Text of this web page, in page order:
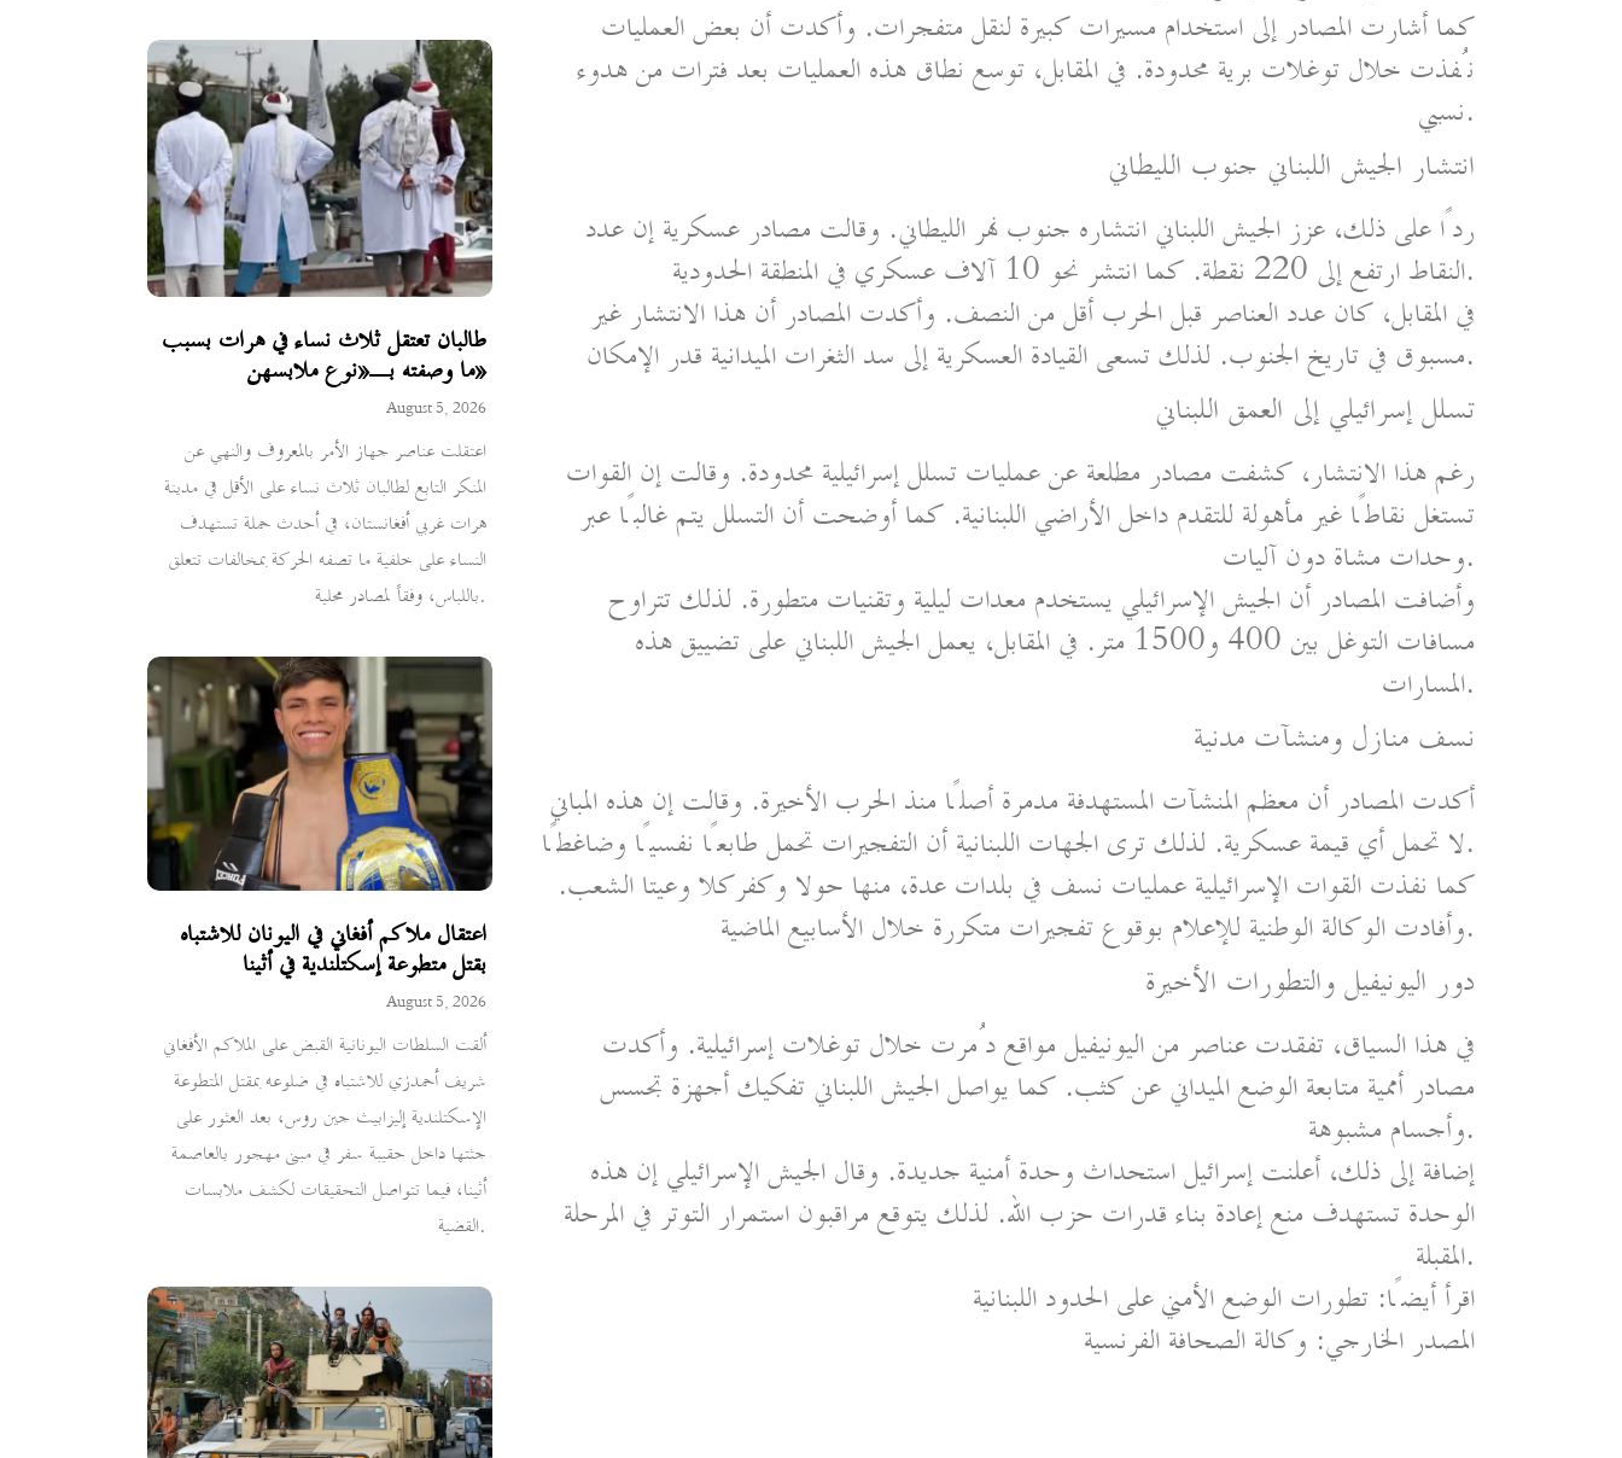
طالبان تعتقل ثلاث نساء في هرات بسبب
ما وصفته بـ«نوع ملابسهن»
August 5, 2026
اعتقلت عناصر جهاز الأمر بالمعروف والنهي عن
المنكر التابع لطالبان ثلاث نساء على الأقل في مدينة
هرات غربي أفغانستان، في أحدث حملة تستهدف
النساء على خلفية ما تصفه الحركة بمخالفات تتعلق
باللباس، وفقاً لمصادر محلية.
اعتقال ملاكم أفغاني في اليونان للاشتباه
بقتل متطوعة إسكتلندية في أثينا
August 5, 2026
ألقت السلطات اليونانية القبض على الملاكم الأفغاني
شريف أحمدزي للاشتباه في ضلوعه بمقتل المتطوعة
الإسكتلندية إليزابيث جين روس، بعد العثور على
جثتها داخل حقيبة سفر في مبنى مهجور بالعاصمة
أثينا، فيما تتواصل التحقيقات لكشف ملابسات
القضية.
كما أشارت المصادر إلى استخدام مسيرات كبيرة لنقل متفجرات. وأكدت أن بعض العمليات
نُفذت خلال توغلات برية محدودة. في المقابل، توسع نطاق هذه العمليات بعد فترات من هدوء
نسبي.
انتشار الجيش اللبناني جنوب الليطاني
ردًا على ذلك، عزز الجيش اللبناني انتشاره جنوب نهر الليطاني. وقالت مصادر عسكرية إن عدد
النقاط ارتفع إلى 220 نقطة. كما انتشر نحو 10 آلاف عسكري في المنطقة الحدودية.
في المقابل، كان عدد العناصر قبل الحرب أقل من النصف. وأكدت المصادر أن هذا الانتشار غير
مسبوق في تاريخ الجنوب. لذلك تسعى القيادة العسكرية إلى سد الثغرات الميدانية قدر الإمكان.
تسلل إسرائيلي إلى العمق اللبناني
رغم هذا الانتشار، كشفت مصادر مطلعة عن عمليات تسلل إسرائيلية محدودة. وقالت إن القوات
تستغل نقاطًا غير مأهولة للتقدم داخل الأراضي اللبنانية. كما أوضحت أن التسلل يتم غالبًا عبر
وحدات مشاة دون آليات.
وأضافت المصادر أن الجيش الإسرائيلي يستخدم معدات ليلية وتقنيات متطورة. لذلك تتراوح
مسافات التوغل بين 400 و1500 متر. في المقابل، يعمل الجيش اللبناني على تضييق هذه
المسارات.
نسف منازل ومنشآت مدنية
أكدت المصادر أن معظم المنشآت المستهدفة مدمرة أصلًا منذ الحرب الأخيرة. وقالت إن هذه المباني
لا تحمل أي قيمة عسكرية. لذلك ترى الجهات اللبنانية أن التفجيرات تحمل طابعًا نفسيًا وضاغطًا.
كما نفذت القوات الإسرائيلية عمليات نسف في بلدات عدة، منها حولا وكفركلا وعيتا الشعب.
وأفادت الوكالة الوطنية للإعلام بوقوع تفجيرات متكررة خلال الأسابيع الماضية.
دور اليونيفيل والتطورات الأخيرة
في هذا السياق، تفقدت عناصر من اليونيفيل مواقع دُمرت خلال توغلات إسرائيلية. وأكدت
مصادر أممية متابعة الوضع الميداني عن كثب. كما يواصل الجيش اللبناني تفكيك أجهزة تجسس
وأجسام مشبوهة.
إضافة إلى ذلك، أعلنت إسرائيل استحداث وحدة أمنية جديدة. وقال الجيش الإسرائيلي إن هذه
الوحدة تستهدف منع إعادة بناء قدرات حزب الله. لذلك يتوقع مراقبون استمرار التوتر في المرحلة
المقبلة.
اقرأ أيضًا: تطورات الوضع الأمني على الحدود اللبنانية
المصدر الخارجي: وكالة الصحافة الفرنسية